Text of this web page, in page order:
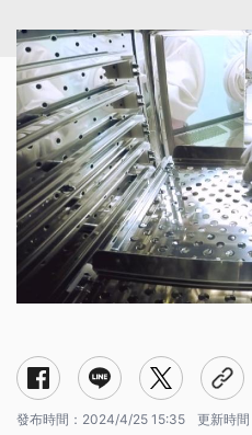
再生醫療的定義為何？有哪些施行限制
2大例外條件免先做人體實驗
不可以人工方式製造人類胚胎
違規進行再生醫療有哪些罰則？
發布時間： 2024/4/25 15:35 更新時間